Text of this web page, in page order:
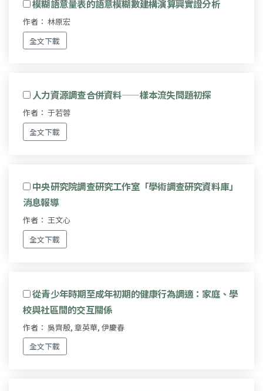
模糊語意量表的語意模糊數建構演算興實證分析
作者： 林原宏
全文下載
人力資源調查合併資料——樣本流失問題初探
作者： 于若蓉
全文下載
中央研究院調查研究工作室「學術調查研究資料庫」
消息報導
作者： 王文心
全文下載
從青少年時期至成年初期的健康行為調適：家庭、學
校與社區間的交互關係
作者： 吳齊殷, 章英華, 伊慶春
全文下載